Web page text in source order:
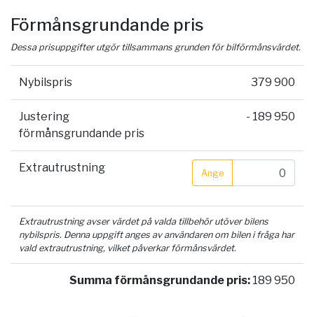
Förmånsgrundande pris
Dessa prisuppgifter utgör tillsammans grunden för bilförmånsvärdet.
Nybilspris 379 900
Justering
förmånsgrundande pris
- 189 950
Extrautrustning Ange
Extrautrustning avser värdet på valda tillbehör utöver bilens
nybilspris. Denna uppgift anges av användaren om bilen i fråga har
vald extrautrustning, vilket påverkar förmånsvärdet.
Summa förmånsgrundande pris: 189 950